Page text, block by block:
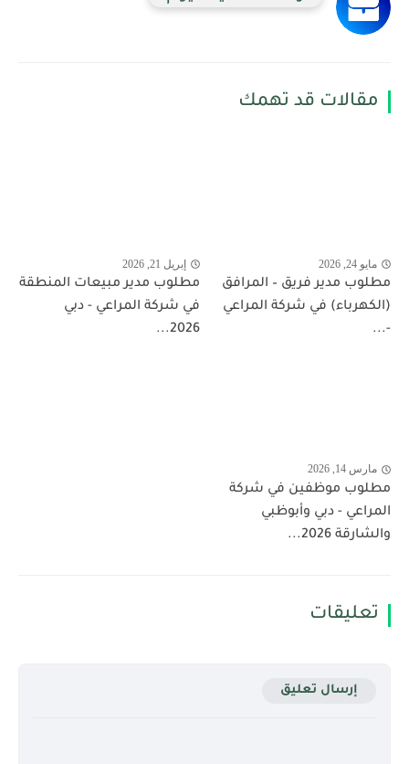
مقالات قد تهمك
مايو 24, 2026
مطلوب مدير فريق – المرافق
(الكهرباء) في شركة المراعي
-...
إبريل 21, 2026
مطلوب مدير مبيعات المنطقة
في شركة المراعي - دبي
2026...
مارس 14, 2026
مطلوب موظفين في شركة
المراعي - دبي وأبوظبي
والشارقة 2026...
تعليقات
إرسال تعليق